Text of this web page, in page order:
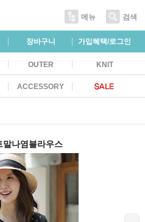
메뉴 검색
장바구니 가입혜택/로그인
OUTER KNIT
ACCESSORY
말나염블라우스